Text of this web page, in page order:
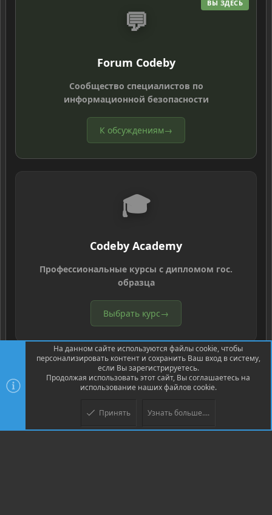
ВЫ ЗДЕСЬ
💬
Forum Codeby
Сообщество специалистов по
информационной безопасности
К обсуждениям→
🎓
Codeby Academy
Профессиональные курсы с дипломом гос.
образца
Выбрать курс→
Community platform by XenForo ® © 2010-2026 XenForo Ltd.
© Jason Axelrod of 8WAYRUN
На данном сайте используются файлы cookie, чтобы
персонализировать контент и сохранить Ваш вход в систему,
если Вы зарегистрируетесь.
Продолжая использовать этот сайт, Вы соглашаетесь на
использование наших файлов cookie.
Принять Узнать больше....